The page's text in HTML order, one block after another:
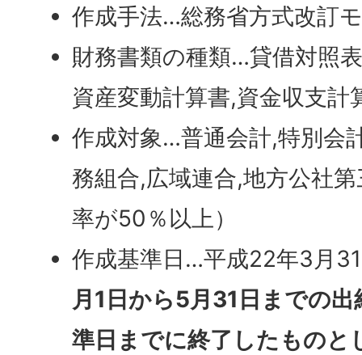
作成手法…総務省方式改訂
財務書類の種類…貸借対照
資産変動計算書,資金収支計
作成対象…普通会計,特別会
務組合,広域連合,地方公社
率が50％以上）
作成基準日…平成22年3月
月1日から5月31日までの
準日までに終了したものと